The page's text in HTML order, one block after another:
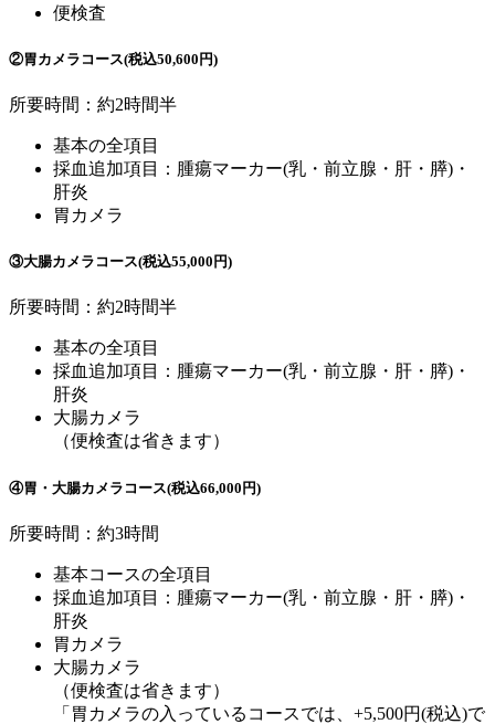
便検査
②胃カメラコース(税込50,600円)
所要時間：約2時間半
基本の全項目
採血追加項目：腫瘍マーカー(乳・前立腺・肝・膵)・
肝炎
胃カメラ
③大腸カメラコース(税込55,000円)
所要時間：約2時間半
基本の全項目
採血追加項目：腫瘍マーカー(乳・前立腺・肝・膵)・
肝炎
大腸カメラ
（便検査は省きます）
④胃・大腸カメラコース(税込66,000円)
所要時間：約3時間
基本コースの全項目
採血追加項目：腫瘍マーカー(乳・前立腺・肝・膵)・
肝炎
胃カメラ
大腸カメラ
（便検査は省きます）
「胃カメラの入っているコースでは、+5,500円(税込)で